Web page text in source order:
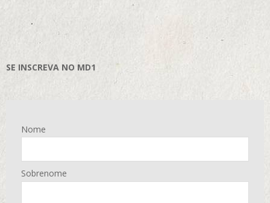
SE INSCREVA NO MD1
Nome
Sobrenome